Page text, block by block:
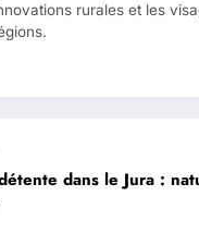
rurales et les
dans le Jura :